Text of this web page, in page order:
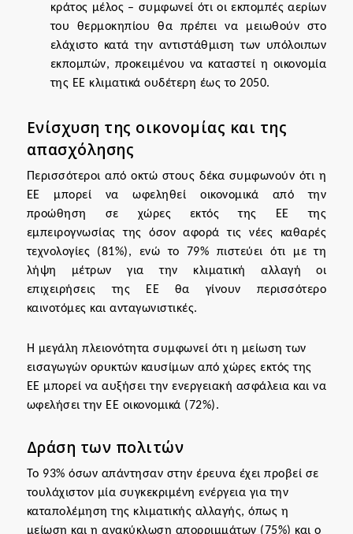
κράτος μέλος – συμφωνεί ότι οι εκπομπές αερίων
του θερμοκηπίου θα πρέπει να μειωθούν στο
ελάχιστο κατά την αντιστάθμιση των υπόλοιπων
εκπομπών, προκειμένου να καταστεί η οικονομία
της ΕΕ κλιματικά ουδέτερη έως το 2050.
Ενίσχυση της οικονομίας και της
απασχόλησης
Περισσότεροι από οκτώ στους δέκα συμφωνούν ότι η
ΕΕ μπορεί να ωφεληθεί οικονομικά από την
προώθηση σε χώρες εκτός της ΕΕ της
εμπειρογνωσίας της όσον αφορά τις νέες καθαρές
τεχνολογίες (81%), ενώ το 79% πιστεύει ότι με τη
λήψη μέτρων για την κλιματική αλλαγή οι
επιχειρήσεις της ΕΕ θα γίνουν περισσότερο
καινοτόμες και ανταγωνιστικές.
Η μεγάλη πλειονότητα συμφωνεί ότι η μείωση των
εισαγωγών ορυκτών καυσίμων από χώρες εκτός της
ΕΕ μπορεί να αυξήσει την ενεργειακή ασφάλεια και να
ωφελήσει την ΕΕ οικονομικά (72%).
Δράση των πολιτών
Το 93% όσων απάντησαν στην έρευνα έχει προβεί σε
τουλάχιστον μία συγκεκριμένη ενέργεια για την
καταπολέμηση της κλιματικής αλλαγής, όπως η
μείωση και η ανακύκλωση απορριμμάτων (75%) και ο